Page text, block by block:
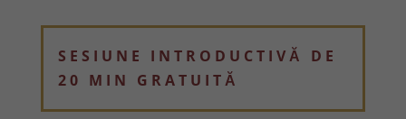
SESIUNE INTRODUCTIVĂ DE
20 MIN GRATUITĂ